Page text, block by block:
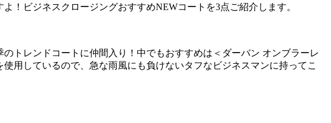
！ビジネスクロージングおすすめNEWコートを3点ご紹介します。
トレンドコートに仲間入り！中でもおすすめは＜ダーバン オンブラーレ
用しているので、急な雨風にも負けないタフなビジネスマンに持ってこ